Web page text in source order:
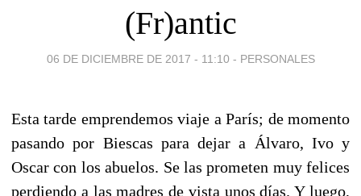
(Fr)antic
06 DE DICIEMBRE DE 2017 - 11:10 - PERSONALES
Esta tarde emprendemos viaje a París; de momento
pasando por Biescas para dejar a Álvaro, Ivo y
Oscar con los abuelos. Se las prometen muy felices
perdiendo a las madres de vista unos días. Y luego,